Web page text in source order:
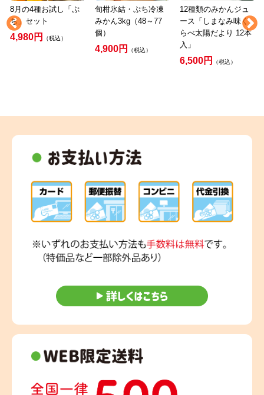
8月の4種お試し「ぷ
ち」セット
4,980円 （税込）
旬柑氷結・ぷち冷凍
みかん3kg（48～77
個）
4,900円 （税込）
12種類のみかんジュ
ース「しまなみ味く
らべ太陽だより 12本
入」
6,500円 （税込）